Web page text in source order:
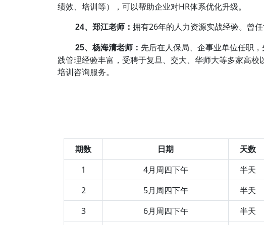
绩效、培训等），可以帮助企业对HR体系优化升级。
24、郑江老师：拥有26年的人力资源实战经验。曾
25、杨海清老师： 先后在人保局、企事业单位任职
践管理经验丰富，受聘于复旦、交大、华师大等多家高
培训咨询服务。
期数
日期 天数
1
4月周四下午 半天
2
5月周四下午 半天
3
6月周四下午 半天